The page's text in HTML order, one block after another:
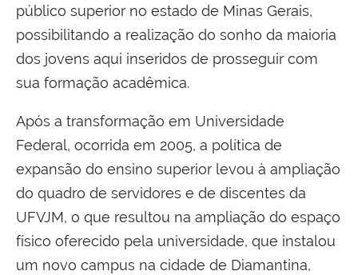
público superior no estado de Minas Gerais,
possibilitando a realização do sonho da maioria
dos jovens aqui inseridos de prosseguir com
sua formação acadêmica.
Após a transformação em Universidade
Federal, ocorrida em 2005, a política de
expansão do ensino superior levou à ampliação
do quadro de servidores e de discentes da
UFVJM, o que resultou na ampliação do espaço
físico oferecido pela universidade, que instalou
um novo campus na cidade de Diamantina,